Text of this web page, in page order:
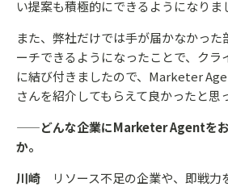
い提案も積極的にできるようになりま
また、弊社だけでは手が届かなかっ
ーチできるようになったことで、クラ
に結び付きましたので、Marketer
さんを紹介してもらえて良かったと思
——どんな企業にMarketer Agentを
か。
川崎 リソース不足の企業や、即戦力